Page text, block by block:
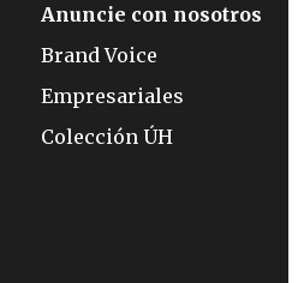
Anuncie con nosotros
Brand Voice
Empresariales
Colección ÚH